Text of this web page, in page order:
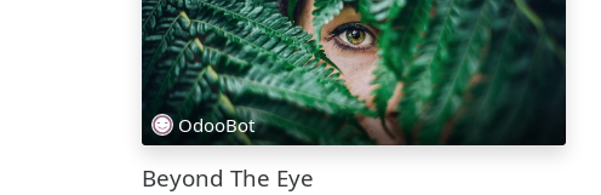
OdooBot
Beyond The Eye